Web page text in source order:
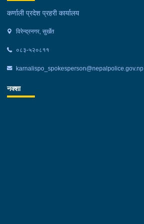
कर्णाली प्रदेश प्रहरी कार्यालय
विरेन्द्रनगर, सुर्खेत
०८३-५२०८११
karnalispo_spokesperson@nepalpolice.gov.np
नक्शा